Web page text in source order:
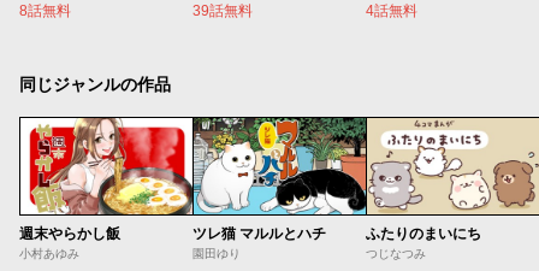
8話無料 39話無料 4話無料
同じジャンルの作品
週末やらかし飯
小村あゆみ
ツレ猫 マルルとハチ
園田ゆり
ふたりのまいにち
つじなつみ